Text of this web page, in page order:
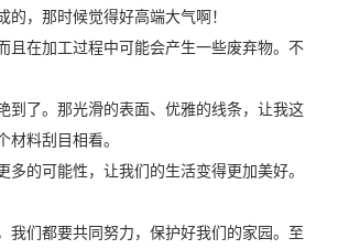
，那时候觉得好高端大气啊！
且在加工过程中可能会产生一些废弃物。不
到了。那光滑的表面、优雅的线条，让我这
料刮目相看。
的可能性，让我们的生活变得更加美好。
我们都要共同努力，保护好我们的家园。至